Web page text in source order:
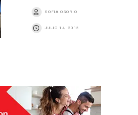
SOFIA OSORIO
JULIO 14, 2015